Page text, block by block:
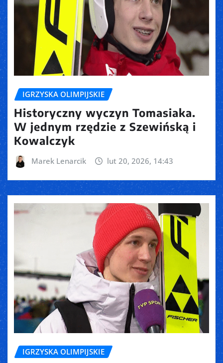
IGRZYSKA OLIMPIJSKIE
Historyczny wyczyn Tomasiaka.
W jednym rzędzie z Szewińską i
Kowalczyk
Marek Lenarcik lut 20, 2026, 14:43
IGRZYSKA OLIMPIJSKIE